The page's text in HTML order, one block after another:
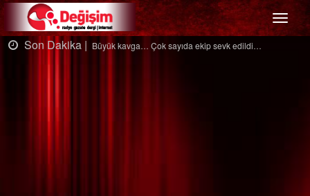
Menü
Son Dakika |Ağaçtan düştü…